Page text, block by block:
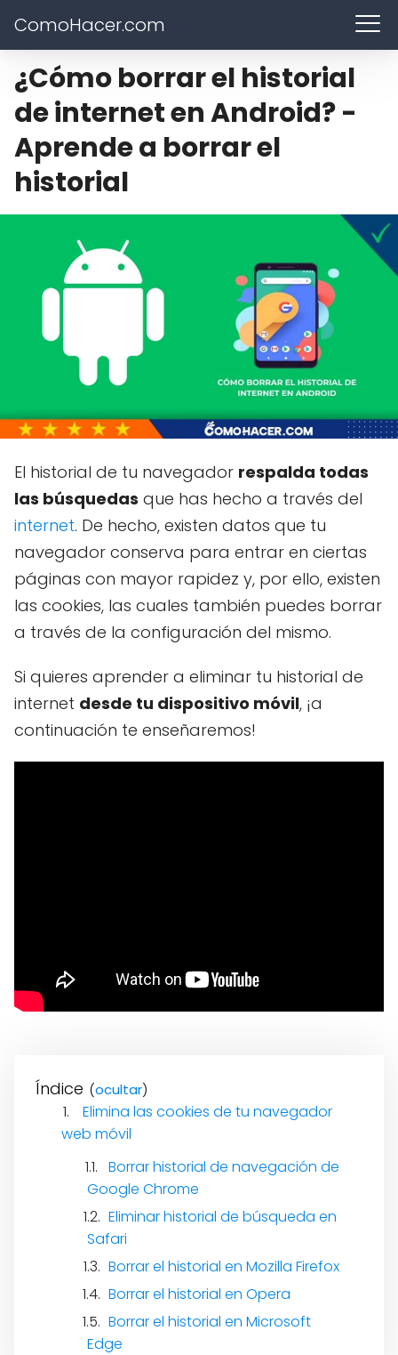
ComoHacer.com
¿Cómo borrar el historial
de internet en Android? -
Aprende a borrar el
historial
El historial de tu navegador respalda todas
las búsquedas que has hecho a través del
internet. De hecho, existen datos que tu
navegador conserva para entrar en ciertas
páginas con mayor rapidez y, por ello, existen
las cookies, las cuales también puedes borrar
a través de la configuración del mismo.
Si quieres aprender a eliminar tu historial de
internet desde tu dispositivo móvil, ¡a
continuación te enseñaremos!
Índice ( )
Elimina las cookies de tu navegador
web móvil
Borrar historial de navegación de
Google Chrome
Eliminar historial de búsqueda en
Safari
Borrar el historial en Mozilla Firefox
Borrar el historial en Opera
Borrar el historial en Microsoft
Edge